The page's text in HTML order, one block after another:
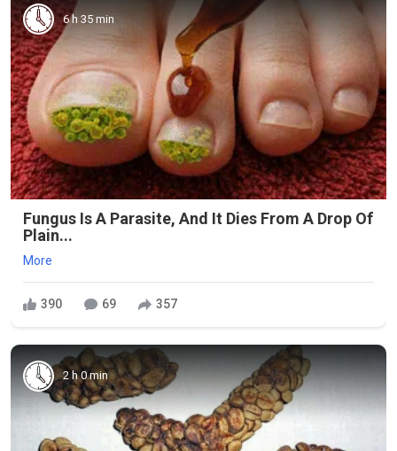
6 h 35 min
Fungus Is A Parasite, And It Dies From A Drop Of
Plain...
More
390 69 357
2 h 0 min